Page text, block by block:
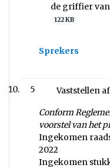
de griffier
122 KB
Sprekers
5 Vaststellen
Conform
voorstel van het
Ingekomen
2022
Ingekomen